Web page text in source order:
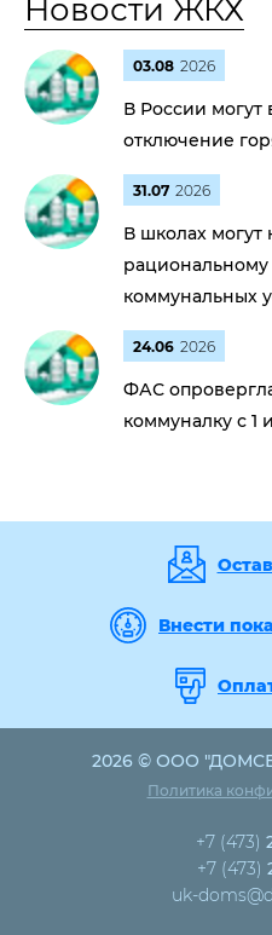
Новости ЖКХ
03.08 2026
В России могут
отключение
31.07 2026
В школах могут
коммунальных
24.06 2026
ФАС
коммуналку с 1
Внести
2026 © ООО
Политика
+7 (473)
+7 (473)
uk-